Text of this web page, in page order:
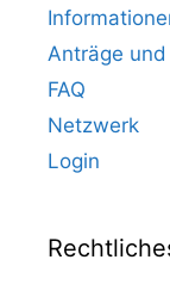
Anträge
FAQ
Netzwerk
Login